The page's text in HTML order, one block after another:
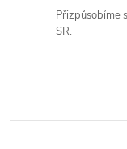
Přizpůsobíme
SR.